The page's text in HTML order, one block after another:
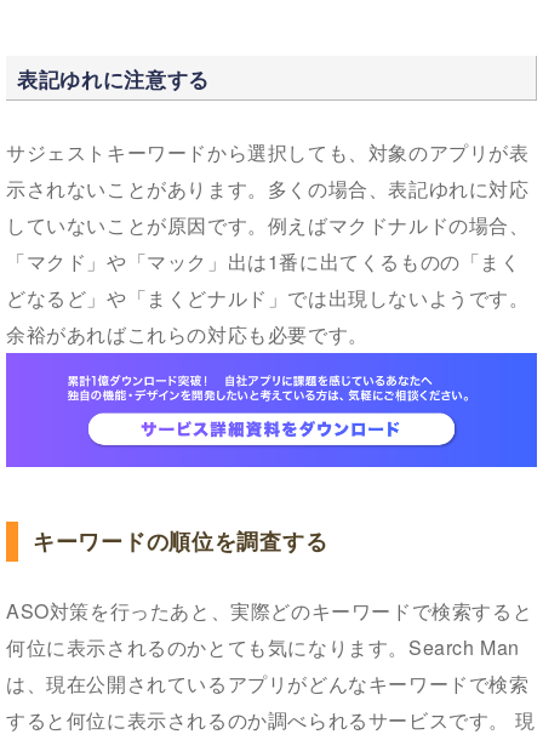
表記ゆれに注意する
サジェストキーワードから選択しても、対象のアプリが表
示されないことがあります。多くの場合、表記ゆれに対応
していないことが原因です。例えばマクドナルドの場合、
「マクド」や「マック」出は1番に出てくるものの「まく
どなるど」や「まくどナルド」では出現しないようです。
余裕があればこれらの対応も必要です。
キーワードの順位を調査する
ASO対策を行ったあと、実際どのキーワードで検索すると
何位に表示されるのかとても気になります。Search Man
は、現在公開されているアプリがどんなキーワードで検索
すると何位に表示されるのか調べられるサービスです。 現